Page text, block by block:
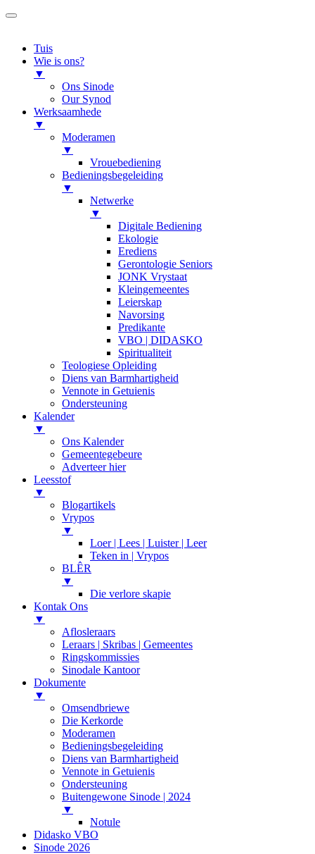
Tuis
Wie is ons?
▼
Ons Sinode
Our Synod
Werksaamhede
▼
Moderamen
▼
Vrouebediening
Bedieningsbegeleiding
▼
Netwerke
▼
Digitale Bediening
Ekologie
Erediens
Gerontologie Seniors
JONK Vrystaat
Kleingemeentes
Leierskap
Navorsing
Predikante
VBO | DIDASKO
Spiritualiteit
Teologiese Opleiding
Diens van Barmhartigheid
Vennote in Getuienis
Ondersteuning
Kalender
▼
Ons Kalender
Gemeentegebeure
Adverteer hier
Leesstof
▼
Blogartikels
Vrypos
▼
Loer | Lees | Luister | Leer
Teken in | Vrypos
BLÊR
▼
Die verlore skapie
Kontak Ons
▼
Aflosleraars
Leraars | Skribas | Gemeentes
Ringskommissies
Sinodale Kantoor
Dokumente
▼
Omsendbriewe
Die Kerkorde
Moderamen
Bedieningsbegeleiding
Diens van Barmhartigheid
Vennote in Getuienis
Ondersteuning
Buitengewone Sinode | 2024
▼
Notule
Didasko VBO
Sinode 2026